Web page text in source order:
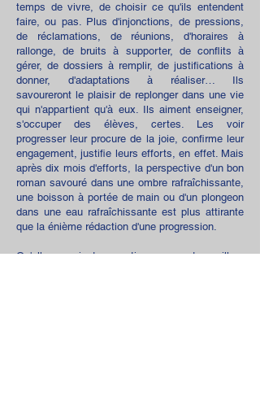
temps de vivre, de choisir ce qu'ils entendent
faire, ou pas. Plus d'injonctions, de pressions,
de réclamations, de réunions, d'horaires à
rallonge, de bruits à supporter, de conflits à
gérer, de dossiers à remplir, de justifications à
donner, d'adaptations à réaliser… Ils
savoureront le plaisir de replonger dans une vie
qui n'appartient qu'à eux. Ils aiment enseigner,
s'occuper des élèves, certes. Les voir
progresser leur procure de la joie, confirme leur
engagement, justifie leurs efforts, en effet. Mais
après dix mois d'efforts, la perspective d'un bon
roman savouré dans une ombre rafraîchissante,
une boisson à portée de main ou d'un plongeon
dans une eau rafraîchissante est plus attirante
que la énième rédaction d'une progression.
Qu'elles soient sportives ou tranquilles,